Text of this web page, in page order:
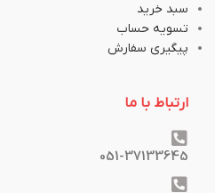
سبد خرید
تسویه حساب
پیگیری سفارش
ارتباط با ما
051-37133645